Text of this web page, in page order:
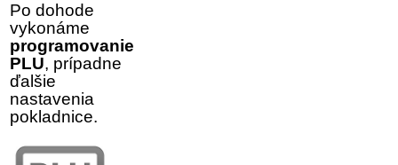
Po dohode
vykonáme
programovanie
PLU, prípadne
ďalšie
nastavenia
pokladnice.